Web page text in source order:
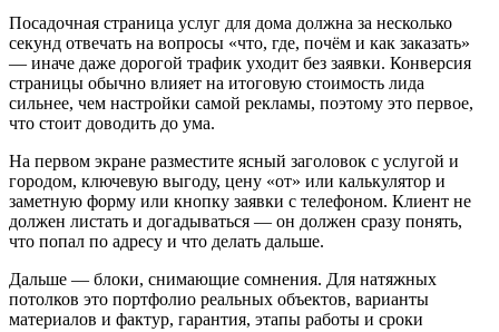
Посадочная страница услуг для дома должна за несколько
секунд отвечать на вопросы «что, где, почём и как заказать»
— иначе даже дорогой трафик уходит без заявки. Конверсия
страницы обычно влияет на итоговую стоимость лида
сильнее, чем настройки самой рекламы, поэтому это первое,
что стоит доводить до ума.
На первом экране разместите ясный заголовок с услугой и
городом, ключевую выгоду, цену «от» или калькулятор и
заметную форму или кнопку заявки с телефоном. Клиент не
должен листать и догадываться — он должен сразу понять,
что попал по адресу и что делать дальше.
Дальше — блоки, снимающие сомнения. Для натяжных
потолков это портфолио реальных объектов, варианты
материалов и фактур, гарантия, этапы работы и сроки